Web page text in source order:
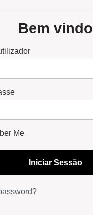
Bem vindo
Me
Iniciar Sessão